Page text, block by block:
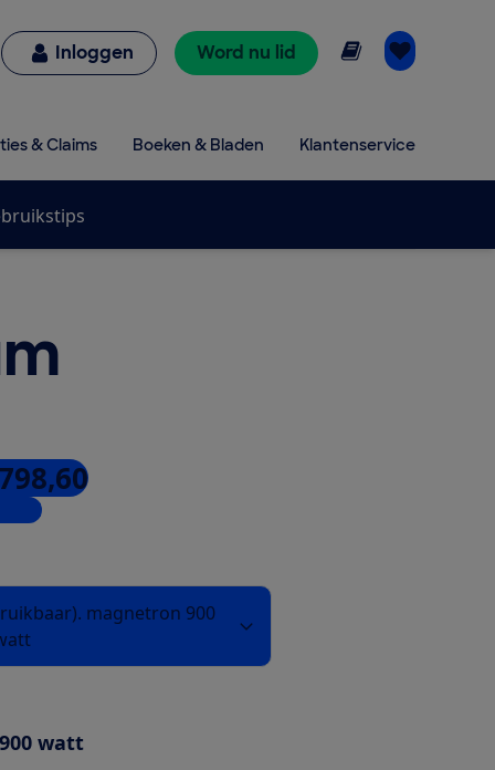
Inloggen Word nu lid Online lezen
& Claims Boeken & Bladen Klantenservice
magnetron 900
900 watt